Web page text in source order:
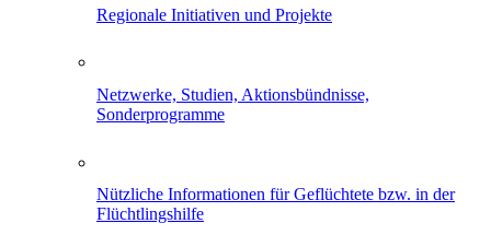
Regionale Initiativen und Projekte
Netzwerke, Studien, Aktionsbündnisse,
Sonderprogramme
Nützliche Informationen für Geflüchtete bzw. in der
Flüchtlingshilfe